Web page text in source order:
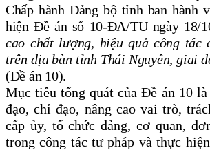
Chấp hành Đảng bộ tỉnh ban hành
hiện Đề án số 10-ĐA/TU ngày 18/
cao chất lượng, hiệu quả công tác
trên địa bàn tỉnh Thái Nguyên, giai
(Đề án 10).
Mục tiêu tổng quát của Đề án 10
đạo, chỉ đạo, nâng cao vai trò,
cấp ủy, tổ chức đảng, cơ quan,
trong công tác tư pháp và thực